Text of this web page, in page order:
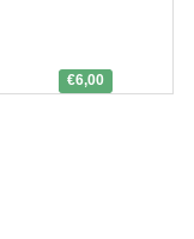
€6,00
.00